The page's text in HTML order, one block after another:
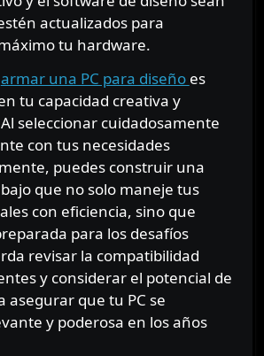
actualizados para
tu hardware.
armar una PC para diseño es
tu capacidad creativa y
seleccionar cuidadosamente
con tus necesidades
puedes construir una
que no solo maneje tus
con eficiencia, sino que
para los desafíos
revisar la compatibilidad
y considerar el potencial de
asegurar que tu PC se
y poderosa en los años